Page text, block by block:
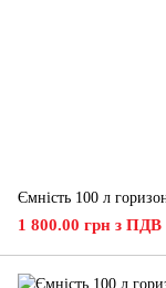
Ємність 100 л
1 800.00 грн з ПДВ